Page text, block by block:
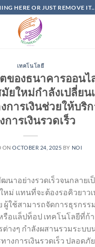
HERE OR JUST REMOVE
เทคโนโลยี
ของธนาคารออนไ
ยใหม่กำลังเปลี่ยน
การเงินช่วยให้บริ
การเงินรวดเร็ว
ONOCTOBER 24, 2025 BY NOI
นาอย่างรวดเร็วจนกลายเ
หม่ แทนที่จะต้องรอคิวยาว
ผู้ใช้สามารถจัดการธุรกร
รือแล็ปท็อป เทคโนโลยีที่ก้
างๆ กำลังผสานรวมระบบ
งการเงินรวดเร็ว ปลอดภั